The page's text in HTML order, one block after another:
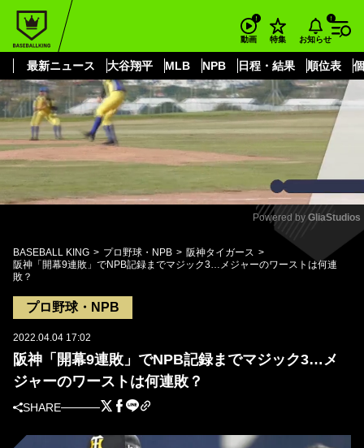
動画 特集 お知らせ
最新ニュース 大谷翔平 MLB NPB 日程・結果 順位表
もっと見る
Mute
Powered by GliaStudios
BASEBALL KING プロ野球・NPB
阪神タイガース
阪神「開幕9連敗」でNPB記録までマジック3…メジャーのワーストは何連
敗？
プロ野球・NPB
2022.04.04 17:02
阪神「開幕9連敗」でNPB記録までマジック3…メ
ジャーのワーストは何連敗？
SHARE